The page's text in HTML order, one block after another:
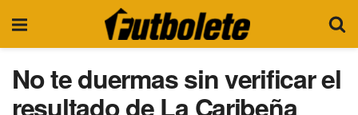
No te duermas sin verificar el
resultado de La Caribeña